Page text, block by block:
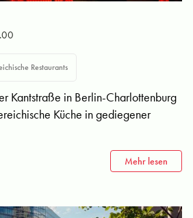
Restaurants
Kantstraße in Berlin-Charlottenburg
Küche in gediegener
Mehr lesen